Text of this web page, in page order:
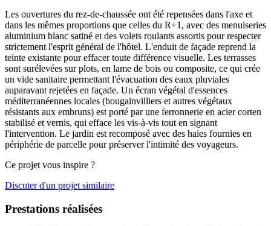
Les ouvertures du rez-de-chaussée ont été repensées dans l'axe et
dans les mêmes proportions que celles du R+1, avec des menuiseries
aluminium blanc satiné et des volets roulants assortis pour respecter
strictement l'esprit général de l'hôtel. L'enduit de façade reprend la
teinte existante pour effacer toute différence visuelle. Les terrasses
sont surélevées sur plots, en lame de bois ou composite, ce qui crée
un vide sanitaire permettant l'évacuation des eaux pluviales
auparavant rejetées en façade. Un écran végétal d'essences
méditerranéennes locales (bougainvilliers et autres végétaux
résistants aux embruns) est porté par une ferronnerie en acier corten
stabilisé et vernis, qui efface les vis-à-vis tout en signant
l'intervention. Le jardin est recomposé avec des haies fournies en
périphérie de parcelle pour préserver l'intimité des voyageurs.
Ce projet vous inspire ?
Discuter d'un projet similaire
Prestations réalisées